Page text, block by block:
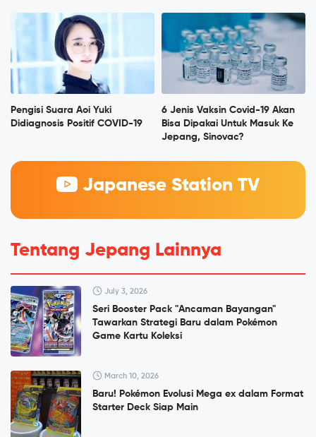
Pengisi Suara Aoi Yuki
Didiagnosis Positif COVID-19
6 Jenis Vaksin Covid-19 Akan
Bisa Dipakai Untuk Masuk Ke
Jepang, Sinovac?
Japanese Station TV
Tentang Jepang Lainnya
July 3, 2026
Seri Booster Pack "Ancaman Bayangan"
Tawarkan Strategi Baru dalam Pokémon
Game Kartu Koleksi
March 10, 2026
Baru! Pokémon Evolusi Mega ex dalam Format
Starter Deck Siap Main